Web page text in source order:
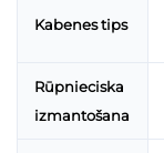
Kabenes tips
Rūpnieciska
izmantošana